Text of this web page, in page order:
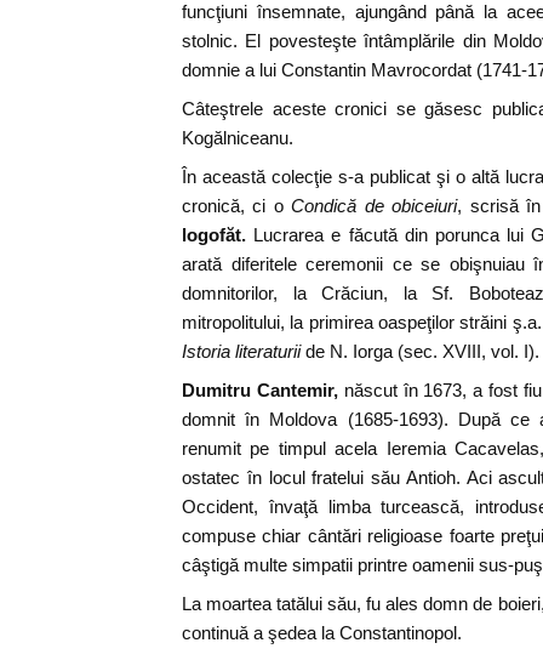
funcţiuni însemnate, ajungând până la
stolnic. El povesteşte întâmplările din
domnie a lui Constantin Mavrocordat (1741-
Câteştrele aceste cronici se găsesc
Kogălniceanu.
În această colecţie s-a publicat şi o altă
cronică, ci oCondică de obiceiuri, scrisă
logofăt. Lucrarea e făcută din porunca lui
arată diferitele ceremonii ce se obişnuiau
domnitorilor, la Crăciun, la Sf.
mitropolitului, la primirea oaspeţilor străini
Istoria literaturiide N. Iorga (sec. XVIII, vol. I).
Dumitru Cantemir,născut în 1673, a fost
domnit în Moldova (1685-1693). După
renumit pe timpul acela Ieremia
ostatec în locul fratelui său Antioh. Aci
Occident, învaţă limba turcească,
compuse chiar cântări religioase foarte
câştigă multe simpatii printre oamenii sus-
La moartea tatălui său, fu ales domn de
continuă a şedea la Constantinopol.